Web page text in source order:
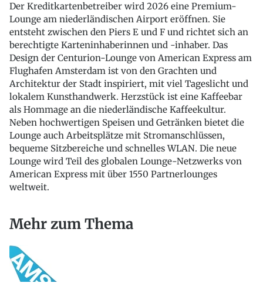
Der Kreditkartenbetreiber wird 2026 eine Premium-
Lounge am niederländischen Airport eröffnen. Sie
entsteht zwischen den Piers E und F und richtet sich an
berechtigte Karteninhaberinnen und -inhaber. Das
Design der Centurion-Lounge von American Express am
Flughafen Amsterdam ist von den Grachten und
Architektur der Stadt inspiriert, mit viel Tageslicht und
lokalem Kunsthandwerk. Herzstück ist eine Kaffeebar
als Hommage an die niederländische Kaffeekultur.
Neben hochwertigen Speisen und Getränken bietet die
Lounge auch Arbeitsplätze mit Stromanschlüssen,
bequeme Sitzbereiche und schnelles WLAN. Die neue
Lounge wird Teil des globalen Lounge-Netzwerks von
American Express mit über 1550 Partnerlounges
weltweit.
Mehr zum Thema